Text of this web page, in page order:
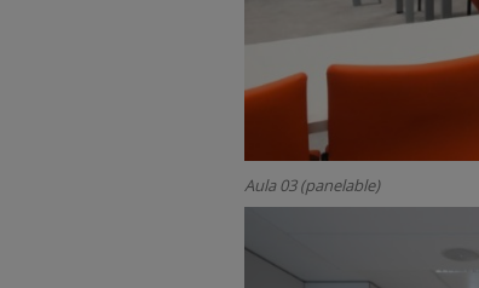
Aula 03 (panelable)